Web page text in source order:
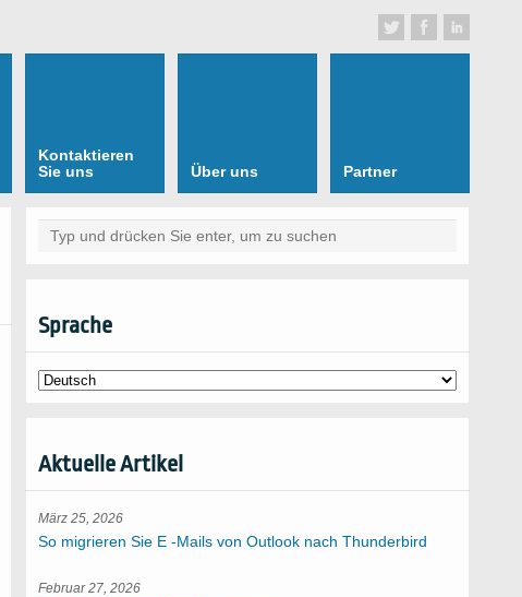
Kontaktieren
Sie uns
Über uns Partner
Sprache
Aktuelle Artikel
März 25, 2026
So migrieren Sie E -Mails von Outlook nach Thunderbird
Februar 27, 2026